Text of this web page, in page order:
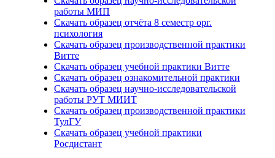
работы МИП
Скачать образец отчёта 8 семестр орг.
психология
Скачать образец производственной практики
Витте
Скачать образец учебной практики Витте
Скачать образец ознакомительной практики
Скачать образец научно-исследовательской
работы РУТ МИИТ
Скачать образец производственной практики
ТулГУ
Скачать образец учебной практики
Росдистант